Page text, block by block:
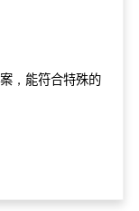
，能符合特殊的